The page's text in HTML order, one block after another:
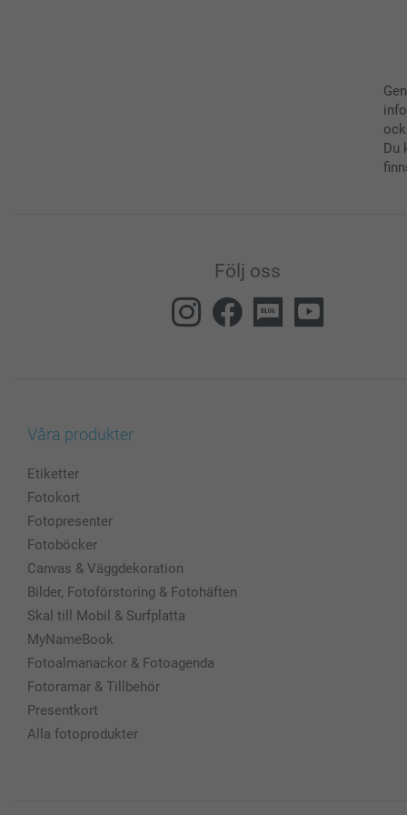
Du
Följ oss
Våra produkter
Etiketter
Fotokort
Fotopresenter
Fotoböcker
Canvas & Väggdekoration
Bilder, Fotoförstoring & Fotohäften
Skal till Mobil & Surfplatta
MyNameBook
Fotoalmanackor & Fotoagenda
Fotoramar & Tillbehör
Presentkort
Alla fotoprodukter